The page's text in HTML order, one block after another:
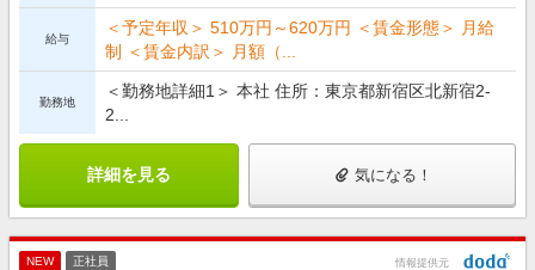
給与
＜予定年収＞ 510万円～620万円 ＜賃金形態＞ 月給
制 ＜賃金内訳＞ 月額（...
勤務地
＜勤務地詳細1＞ 本社 住所：東京都新宿区北新宿2-
2...
詳細を見る 気になる！
NEW 正社員 情報提供元